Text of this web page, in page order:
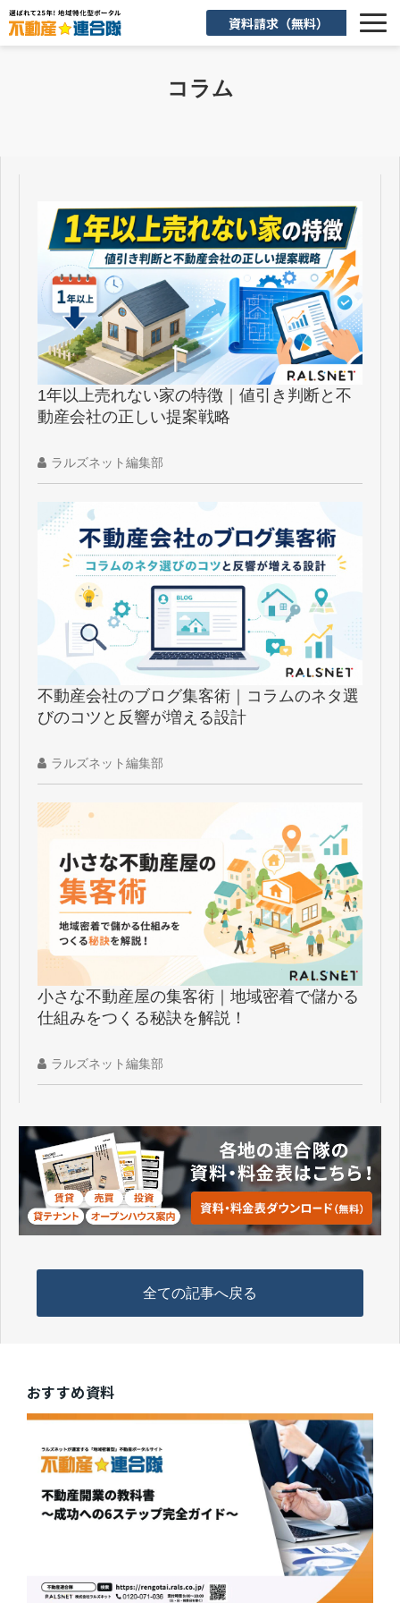
資料請求（無料）
お客様活用事例
よくあるご質問
お知らせ
お役立ち情報
コラム
1年以上売れない家の特徴｜値引き判断と不
動産会社の正しい提案戦略
ラルズネット編集部
不動産会社のブログ集客術｜コラムのネタ選
びのコツと反響が増える設計
ラルズネット編集部
小さな不動産屋の集客術｜地域密着で儲かる
仕組みをつくる秘訣を解説！
ラルズネット編集部
全ての記事へ戻る
おすすめ資料